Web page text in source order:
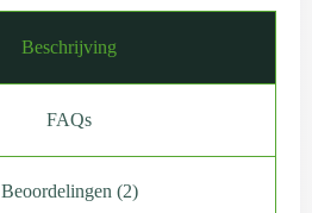
Beschrijving
FAQs
Beoordelingen (2)